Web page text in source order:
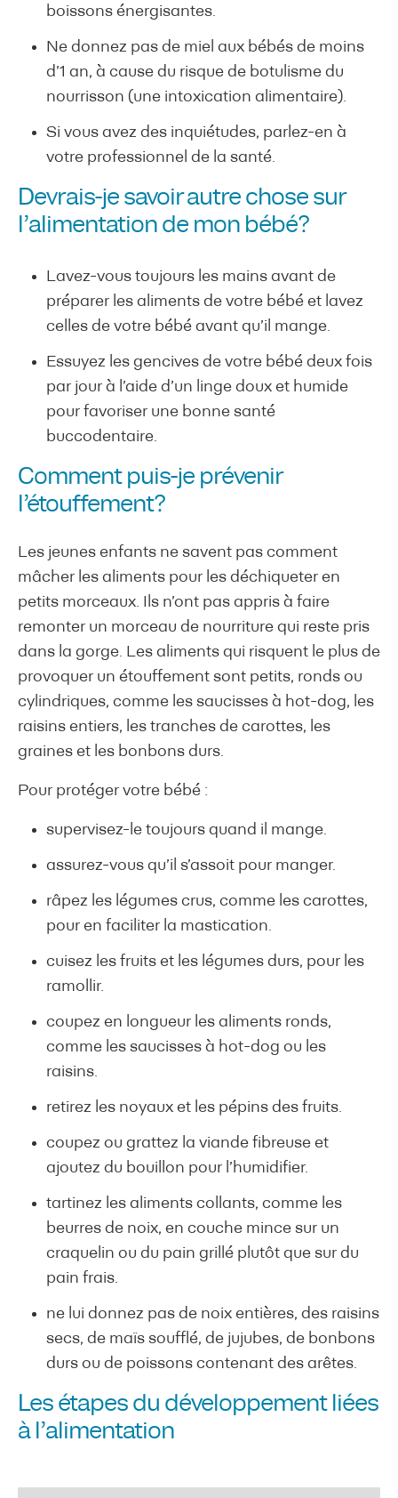
boissons énergisantes.
Ne donnez pas de miel aux bébés de moins
d’1 an, à cause du risque de botulisme du
nourrisson (une intoxication alimentaire).
Si vous avez des inquiétudes, parlez-en à
votre professionnel de la santé.
Devrais-je savoir autre chose sur
l’alimentation de mon bébé?
Lavez-vous toujours les mains avant de
préparer les aliments de votre bébé et lavez
celles de votre bébé avant qu’il mange.
Essuyez les gencives de votre bébé deux fois
par jour à l’aide d’un linge doux et humide
pour favoriser une bonne santé
buccodentaire.
Comment puis-je prévenir
l’étouffement?
Les jeunes enfants ne savent pas comment
mâcher les aliments pour les déchiqueter en
petits morceaux. Ils n’ont pas appris à faire
remonter un morceau de nourriture qui reste pris
dans la gorge. Les aliments qui risquent le plus de
provoquer un étouffement sont petits, ronds ou
cylindriques, comme les saucisses à hot-dog, les
raisins entiers, les tranches de carottes, les
graines et les bonbons durs.
Pour protéger votre bébé :
supervisez-le toujours quand il mange.
assurez-vous qu’il s’assoit pour manger.
râpez les légumes crus, comme les carottes,
pour en faciliter la mastication.
cuisez les fruits et les légumes durs, pour les
ramollir.
coupez en longueur les aliments ronds,
comme les saucisses à hot-dog ou les
raisins.
retirez les noyaux et les pépins des fruits.
coupez ou grattez la viande fibreuse et
ajoutez du bouillon pour l’humidifier.
tartinez les aliments collants, comme les
beurres de noix, en couche mince sur un
craquelin ou du pain grillé plutôt que sur du
pain frais.
ne lui donnez pas de noix entières, des raisins
secs, de maïs soufflé, de jujubes, de bonbons
durs ou de poissons contenant des arêtes.
Les étapes du développement liées
à l’alimentation